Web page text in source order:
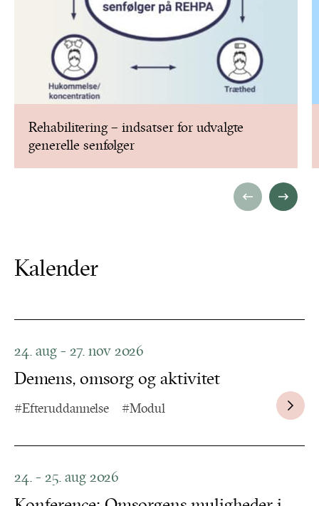
Rehabilitering – indsatser for udvalgte
generelle senfølger
Kalender
24. aug - 27. nov 2026
Demens, omsorg og aktivitet
#Efteruddannelse #Modul
24. - 25. aug 2026